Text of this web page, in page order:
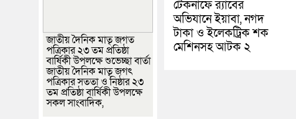
টেকনাফে র‌্যাবের
অভিযানে ইয়াবা, নগদ
টাকা ও ইলেকট্রিক শক
মেশিনসহ আটক ২
জাতীয় দৈনিক মাতৃ জগত
পত্রিকার ২৩ তম প্রতিষ্ঠা
বার্ষিকী উপলক্ষে শুভেচ্ছা বার্তা
জাতীয় দৈনিক মাতৃ জগৎ
পত্রিকার সততা ও নিষ্ঠার ২৩
তম প্রতিষ্ঠা বার্ষিকী উপলক্ষে
সকল সাংবাদিক,